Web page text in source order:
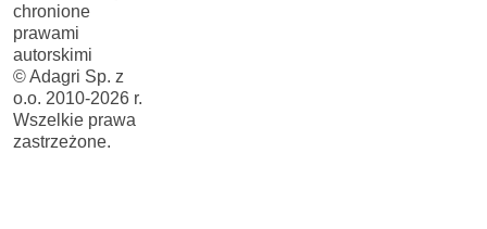
chronione
prawami
autorskimi
© Adagri Sp. z
o.o. 2010-2026 r.
Wszelkie prawa
zastrzeżone.